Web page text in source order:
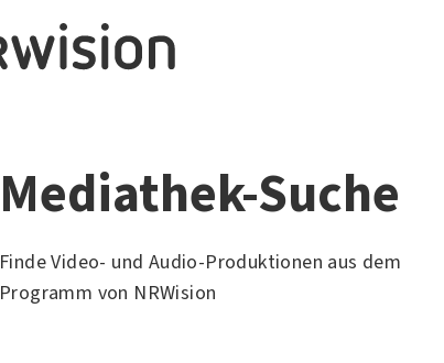
Mediathek-Suche
Finde Video- und Audio-Produktionen aus dem
Programm von NRWision